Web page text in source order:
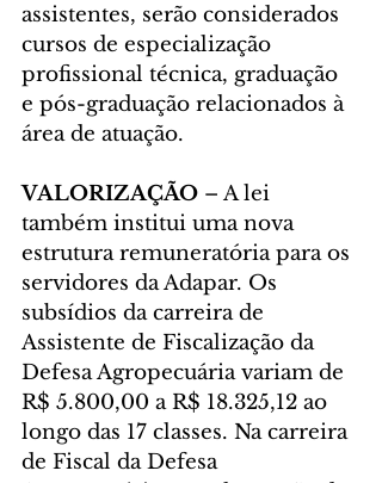
assistentes, serão considerados
cursos de especialização
profissional técnica, graduação
e pós-graduação relacionados à
área de atuação.
VALORIZAÇÃO – A lei
também institui uma nova
estrutura remuneratória para os
servidores da Adapar. Os
subsídios da carreira de
Assistente de Fiscalização da
Defesa Agropecuária variam de
R$ 5.800,00 a R$ 18.325,12 ao
longo das 17 classes. Na carreira
de Fiscal da Defesa